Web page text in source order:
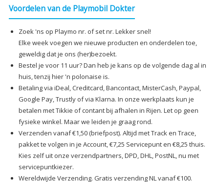
Voordelen van de Playmobil Dokter
Zoek 'ns op Playmo nr. of set nr. Lekker snel!
Elke week voegen we nieuwe producten en onderdelen toe,
geweldig dat je ons (her)bezoekt.
Bestel je voor 11 uur? Dan heb je kans op de volgende dag al in
huis, tenzij hier 'n polonaise is.
Betaling via iDeal, Creditcard, Bancontact, MisterCash, Paypal,
Google Pay, Trustly of via Klarna. In onze werkplaats kun je
betalen met Tikkie of contant bij afhalen in Rijen. Let op geen
fysieke winkel. Maar we leiden je graag rond.
Verzenden vanaf €1,50 (briefpost). Altijd met Track en Trace,
pakket te volgen in je Account, €7,25 Servicepunt en €8,25 thuis.
Kies zelf uit onze verzendpartners, DPD, DHL, PostNL, nu met
servicepuntkiezer.
Wereldwijde Verzending. Gratis verzending NL vanaf €100.